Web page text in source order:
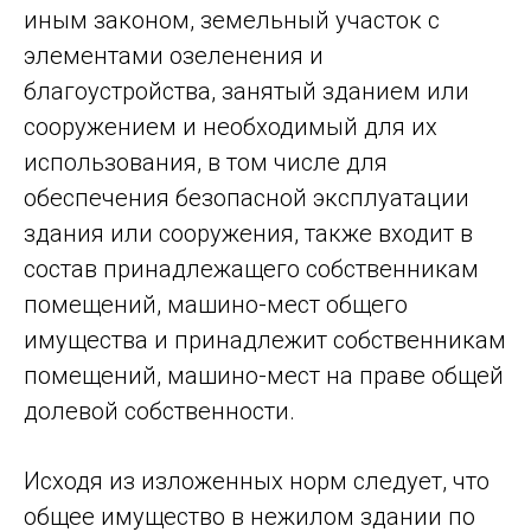
иным законом, земельный участок с
элементами озеленения и
благоустройства, занятый зданием или
сооружением и необходимый для их
использования, в том числе для
обеспечения безопасной эксплуатации
здания или сооружения, также входит в
состав принадлежащего собственникам
помещений, машино-мест общего
имущества и принадлежит собственникам
помещений, машино-мест на праве общей
долевой собственности.
Исходя из изложенных норм следует, что
общее имущество в нежилом здании по